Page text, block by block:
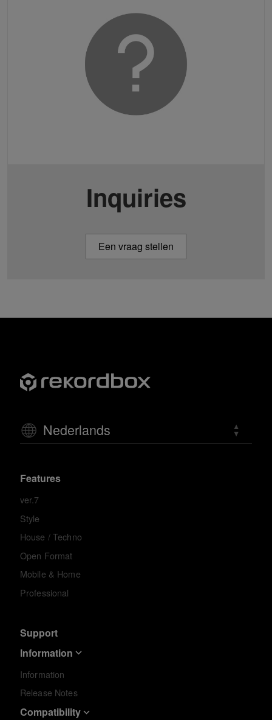
Inquiries
Een vraag stellen
Nederlands
Features
ver.7
Style
House / Techno
Open Format
Mobile & Home
Professional
Support
Information
Information
Release Notes
Compatibility